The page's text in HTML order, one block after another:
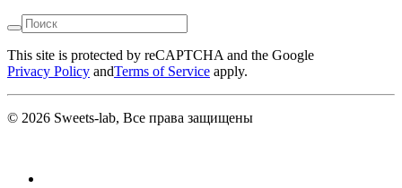
This site is protected by reCAPTCHA and the Google
Privacy Policy andTerms of Service apply.
© 2026 Sweets-lab, Все права защищены